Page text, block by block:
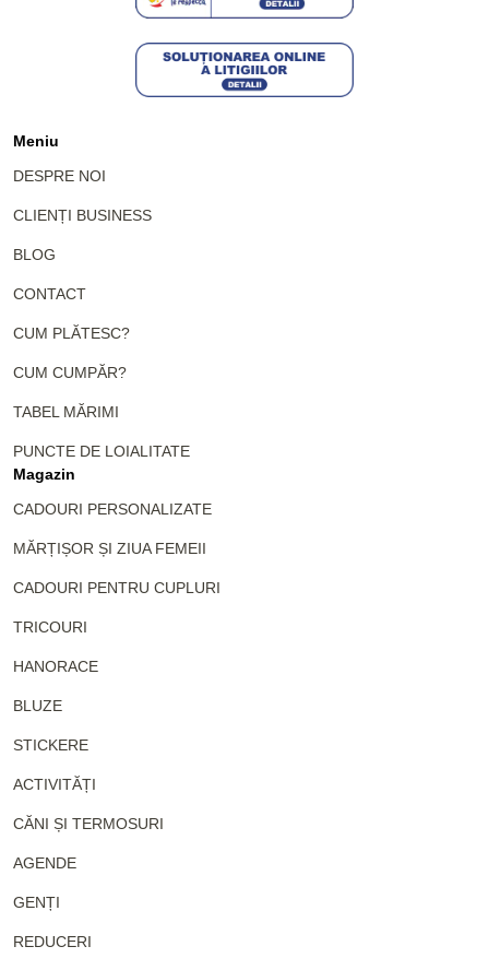
Meniu
DESPRE NOI
CLIENȚI BUSINESS
BLOG
CONTACT
CUM PLĂTESC?
CUM CUMPĂR?
TABEL MĂRIMI
PUNCTE DE LOIALITATE
Magazin
CADOURI PERSONALIZATE
MĂRȚIȘOR ȘI ZIUA FEMEII
CADOURI PENTRU CUPLURI
TRICOURI
HANORACE
BLUZE
STICKERE
ACTIVITĂȚI
CĂNI ȘI TERMOSURI
AGENDE
GENȚI
REDUCERI